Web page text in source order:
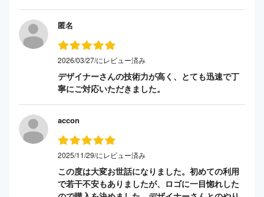
匿名
2026/03/27/にレビュー済み
デザイナーさんの技術力が高く、とても迅速で丁
寧にご対応いただきました。
accon
2025/11/29/にレビュー済み
この度は大変お世話になりました。初めての利用
で若干不安もありましたが、ロゴに一目惚れした